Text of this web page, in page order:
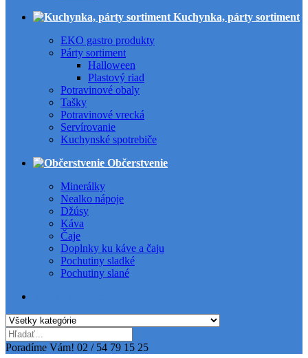
Kuchynka, párty sortiment
EKO gastro produkty
Párty sortiment
Halloween
Plastový riad
Potravinové obaly
Tašky
Potravinové vrecká
Servírovanie
Kuchynské spotrebiče
Občerstvenie
Minerálky
Nealko nápoje
Džúsy
Káva
Čaje
Doplnky ku káve a čaju
Pochutiny sladké
Pochutiny slané
Poradíme Vám! 02 / 54 79 15 25